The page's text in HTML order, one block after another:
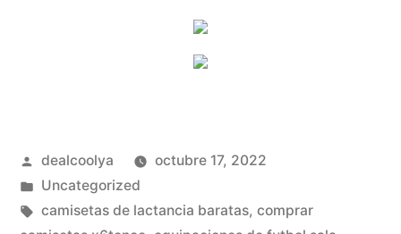
Publicado
por
dealcoolya
octubre 17, 2022
Publicado
en
Uncategorized
Etiquetas:
camisetas de lactancia baratas, comprar